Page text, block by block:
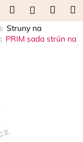
Hľadať
Struny na
PRIM sada strún na